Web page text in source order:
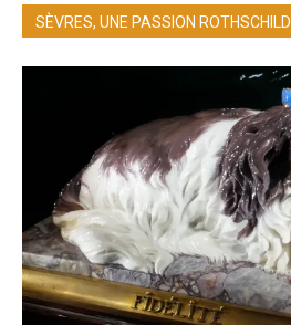
SÈVRES, UNE PASSION ROTHSCHILD